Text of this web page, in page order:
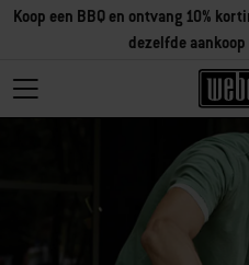
Koop een BBQ en ontvang 10%
dezelfde aankoop